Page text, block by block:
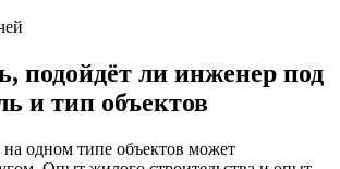
подойдёт ли инженер под
и тип объектов
одном типе объектов может